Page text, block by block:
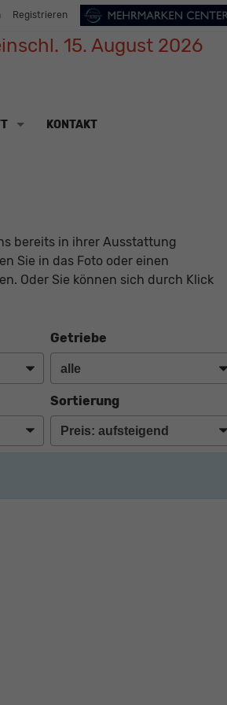
Registrieren
15. August 2026
KONTAKT
bereits in ihrer Ausstattung
Sie in das Foto oder einen
Oder Sie können sich durch Klick
Getriebe
Sortierung